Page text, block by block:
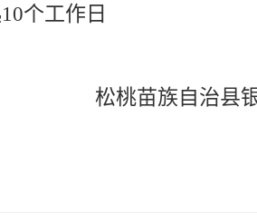
个工作日
松桃苗族自治县